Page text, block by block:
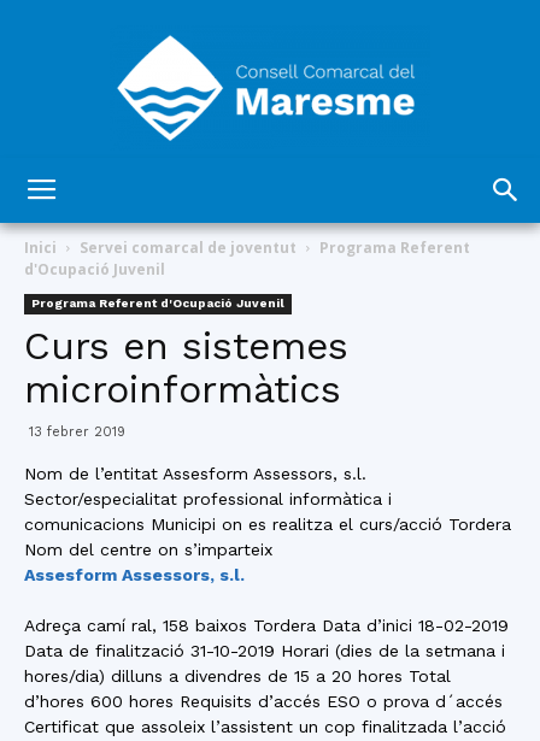
Comarcal
Maresme
Inici Servei comarcal de joventut
Programa Referent
d'Ocupació Juvenil
Programa Referent d'Ocupació Juvenil
Curs en sistemes
microinformàtics
13 febrer 2019
Nom de l’entitat Assesform Assessors, s.l.
Sector/especialitat professional informàtica i
comunicacions Municipi on es realitza el curs/acció Tordera
Nom del centre on s’imparteix
Assesform Assessors, s.l.
Adreça camí ral, 158 baixos Tordera Data d’inici 18-02-2019
Data de finalització 31-10-2019 Horari (dies de la setmana i
hores/dia) dilluns a divendres de 15 a 20 hores Total
d’hores 600 hores Requisits d’accés ESO o prova d´accés
Certificat que assoleix l’assistent un cop finalitzada l’acció